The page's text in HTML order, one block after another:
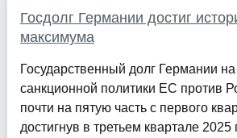
Госдолг Германии достиг
максимума
Государственный долг Германии
санкционной политики ЕС против
почти на пятую часть с первого
достигнув в третьем квартале 2025